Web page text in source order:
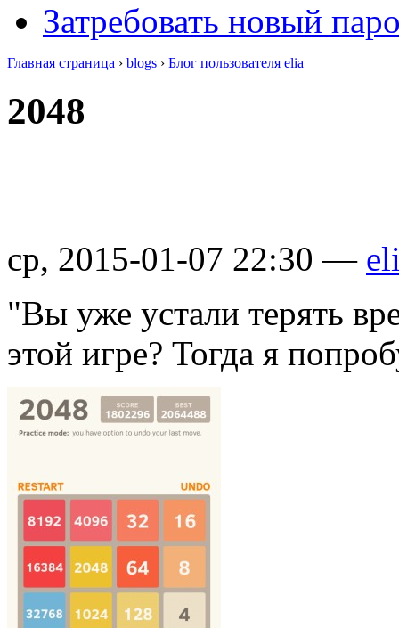
Затребовать новый
Главная страница › blogs › Блог пользователя elia
2048
ср, 2015-01-07 22:30 —
"Вы уже устали терять
этой игре? Тогда я